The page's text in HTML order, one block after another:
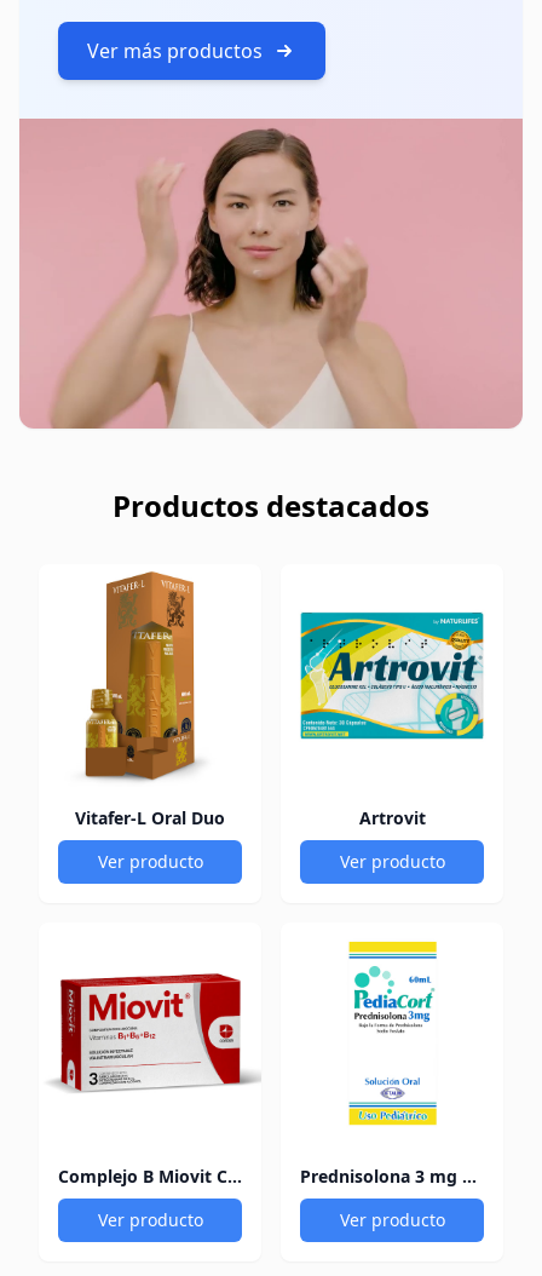
Ver más productos
Productos destacados
Vitafer-L Oral Duo
Ver producto
Artrovit
Ver producto
Complejo B Miovit Cofasa
Ver producto
Prednisolona 3 mg Pediacort
Ver producto